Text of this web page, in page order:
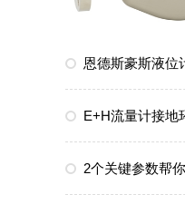
恩德斯豪斯液位
E+H流量计接地
2个关键参数帮